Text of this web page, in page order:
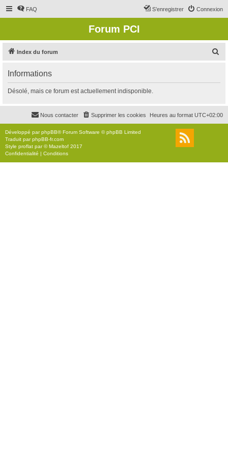
FAQ Connexion
S’enregistrer
Forum PCI
Index du forum
r
c
r
Informations
Désolé, mais ce forum est actuellement indisponible.
Heures au format UTC+02:00
Supprimer les cookies
Nous contacter
Développé parphpBB® Forum Software © phpBB Limited
Traduit parphpBB-fr.com
Style proflat par ©Mazeltof 2017
Confidentialité | Conditions